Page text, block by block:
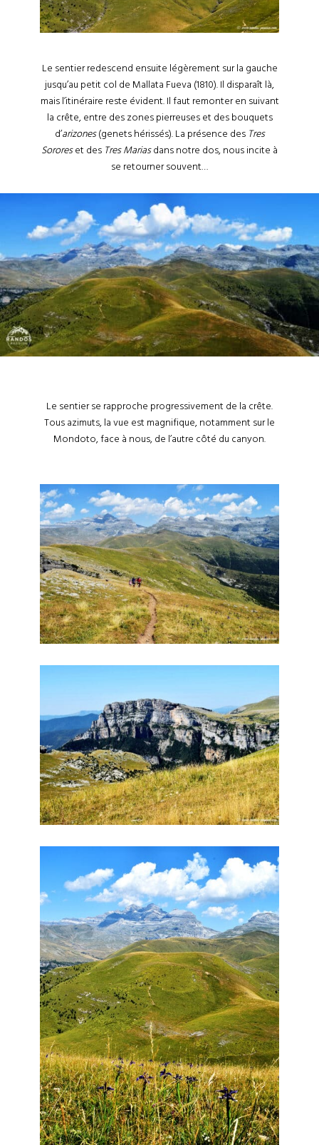
Le sentier redescend ensuite légèrement sur la gauche
jusqu’au petit col de Mallata Fueva (1810). Il disparaît là,
mais l’itinéraire reste évident. Il faut remonter en suivant
la crête, entre des zones pierreuses et des bouquets
d’arizones(genets hérissés). La présence des Tres
Sororeset des Tres Mariasdans notre dos, nous incite à
se retourner souvent…
Le sentier se rapproche progressivement de la crête.
Tous azimuts, la vue est magnifique, notamment sur le
Mondoto, face à nous, de l’autre côté du canyon.